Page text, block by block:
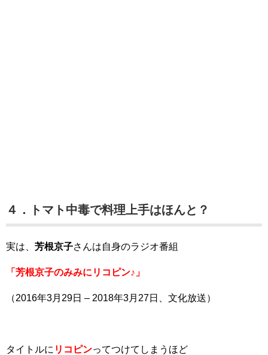
４．トマト中毒で料理上手はほんと？
実は、 芳根京子さんは自身のラジオ番組
「芳根京子のみみにリコピン♪」
（2016年3月29日 – 2018年3月27日、文化放送）
タイトルに リコピンってつけてしまうほど